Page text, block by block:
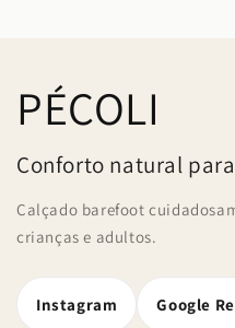
PÉCOLI
Conforto natural
Calçado barefoot
crianças e adultos.
Instagram Google